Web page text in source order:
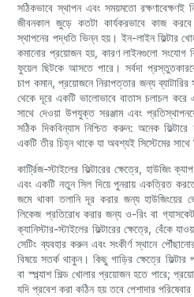
সঠিকভাবে স্থাপন এবং সময়মতো রক্ষণাবেক্ষণই
জীবনকাল জুড়ে কতটা কার্যকরভাবে কাজ
স্থাপনের পদ্ধতি ভিন্ন হয়। ইন-লাইন ফিল্টার
কমানোর প্রয়োজন হয়, কারণ লাইনগুলো সংযোগ
ফুয়েল ছিটকে আসতে পারে। সর্বদা
চাপ কমান, প্রয়োজনে নিরাপত্তার জন্য
থেকে দূরে একটি ভালোভাবে বাতাস চলাচল
সাথে দেওয়া উপযুক্ত সরঞ্জাম এবং
সঠিক দিকবিন্যাস নিশ্চিত করুন: অনেক
একটি তীর চিহ্ন থাকে যা অবশ্যই সিস্টেমের সাথে
কার্ট্রিজ-স্টাইলের ফিল্টারের ক্ষেত্রে, হাউজিং
এবং একটি নতুন সিল দিয়ে পুনরায় একত্রিত
জমে থাকা তলানি দূর করার জন্য হাউজিংয়ের
লিকেজ প্রতিরোধ করার জন্য ও-রিং বা
ক্যানিস্টার-স্টাইলের ফিল্টারের ক্ষেত্রে, বেঁকে
সেটিং ব্যবহার করুন এবং সংকীর্ণ স্থানে
বিষয়ে সতর্ক থাকুন। কিছু গাড়ির ক্ষেত্রে
বা স্প্ল্যাশ শিল্ড খোলার প্রয়োজন হতে পারে;
যদি প্রবেশ করা কঠিন হয় তবে পেশাদার